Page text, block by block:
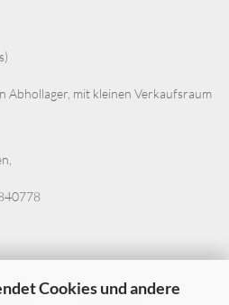
Cookies und andere
Abhollager, mit kleinen Verkaufsraum